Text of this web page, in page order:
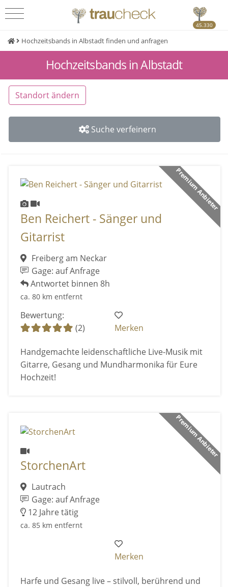
45.330
Hochzeitsbands in Albstadt finden und anfragen
Hochzeitsbands in Albstadt
Standort ändern
Suche verfeinern
Premium Anbieter
Ben Reichert - Sänger und
Gitarrist
Freiberg am Neckar
Gage: auf Anfrage
Antwortet binnen 8h
ca. 80 km entfernt
Bewertung:
(2)
Merken
Handgemachte leidenschaftliche Live-Musik mit
Gitarre, Gesang und Mundharmonika für Eure
Hochzeit!
Premium Anbieter
StorchenArt
Lautrach
Gage: auf Anfrage
12 Jahre tätig
ca. 85 km entfernt
Merken
Harfe und Gesang live – stilvoll, berührend und